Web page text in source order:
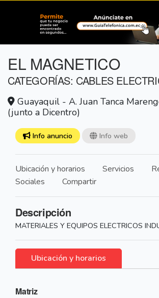
EL MAGNETICO
CATEGORÍAS: CABLES
Guayaquil - A. Juan Tanca
(junto a Dicentro)
Info anuncio Info web
Ubicación y horarios Servicios
Sociales
Compartir
Descripción
MATERIALES Y EQUIPOS ELECTRICOS
Ubicación y horarios
Matriz